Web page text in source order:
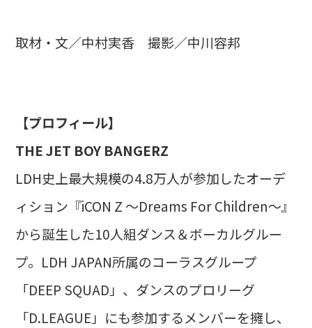
取材・文／中村実香 撮影／中川容邦
【プロフィール】
THE JET BOY BANGERZ
LDH史上最大規模の4.8万人が参加したオーデ
ィション『iCON Z 〜Dreams For Children〜』
から誕生した10人組ダンス＆ボーカルグルー
プ。LDH JAPAN所属のコーラスグループ
「DEEP SQUAD」、ダンスのプロリーグ
「D.LEAGUE」にも参加するメンバーを擁し、